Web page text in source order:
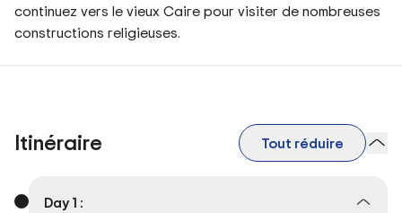
continuez vers le vieux Caire pour visiter de nombreuses
constructions religieuses.
Itinéraire Tout réduire
Day 1 :